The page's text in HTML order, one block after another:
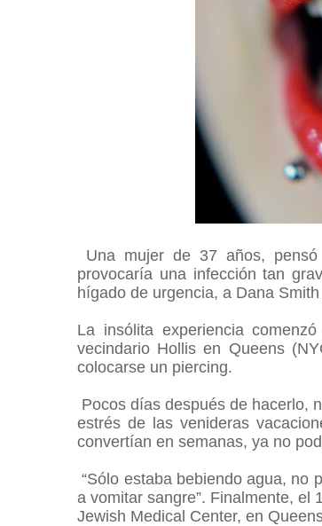
Una mujer de 37 años,
provocaría una infección tan
hígado de urgencia, a Dana
La insólita experiencia
vecindario Hollis en Queens
colocarse un piercing.
Pocos días después de hacerlo,
estrés de las venideras
convertían en semanas, ya no
“Sólo estaba bebiendo agua, no
a vomitar sangre”. Finalmente, el
Jewish Medical Center, en